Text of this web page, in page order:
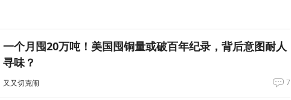
一个月囤20万吨！美国囤铜量或破百年纪录，背后意图耐人
寻味？
又又切克闹 7